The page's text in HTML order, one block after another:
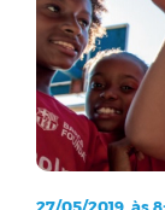
27/05/2019, às